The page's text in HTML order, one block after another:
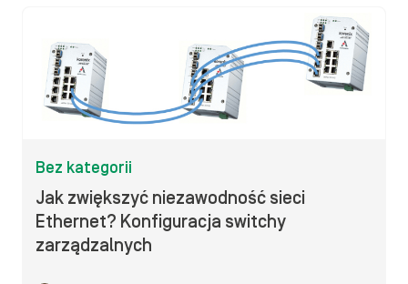
Bez kategorii
Jak zwiększyć niezawodność sieci
Ethernet? Konfiguracja switchy
zarządzalnych